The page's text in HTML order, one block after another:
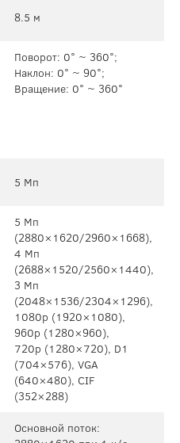
8.5 м
Поворот: 0° ~ 360°;
Наклон: 0° ~ 90°;
Вращение: 0° ~ 360°
5 Мп
5 Mп
(2880×1620/2960×1668),
4 Mп
(2688×1520/2560×1440),
3 Mп
(2048×1536/2304×1296),
1080p (1920×1080),
960p (1280×960),
720p (1280×720), D1
(704×576), VGA
(640×480), CIF
(352×288)
Основной поток: